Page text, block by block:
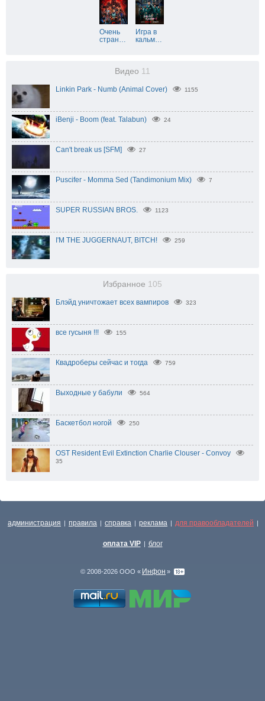
Очень
стран…
Игра в
кальм…
Видео 11
Linkin Park - Numb (Animal Cover) 1155
iBenji - Boom (feat. Talabun) 24
Can't break us [SFM] 27
Puscifer - Momma Sed (Tandimonium Mix) 7
SUPER RUSSIAN BROS. 1123
I'M THE JUGGERNAUT, BITCH! 259
Избранное 105
Блэйд уничтожает всех вампиров 323
все гусыня !!! 155
Квадроберы сейчас и тогда 759
Выходные у бабули 564
Баскетбол ногой 250
OST Resident Evil Extinction Charlie Clouser - Convoy
35
администрация | правила | справка | реклама | для правообладателей |
оплата VIP | блог
© 2008-2026 ООО « Инфон »